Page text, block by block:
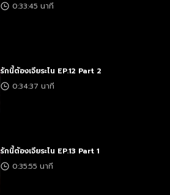
0:33:45 นาที
รักนี้ต้องเจียระไน EP.12 Part 2
0:34:37 นาที
รักนี้ต้องเจียระไน EP.13 Part 1
0:35:55 นาที